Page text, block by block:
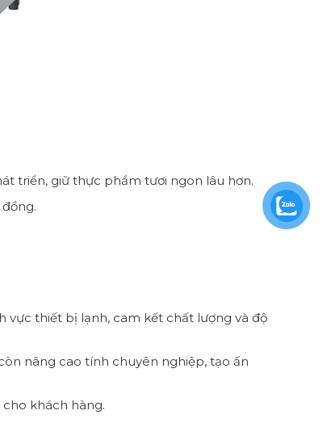
triển, giữ thực phẩm tươi ngon lâu hơn.
vực thiết bị lạnh, cam kết chất lượng và độ
nâng cao tính chuyên nghiệp, tạo ấn
khách hàng.